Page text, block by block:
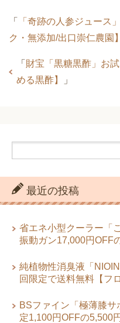
「
「奇跡の人参ジュース
ク・無添加/出口崇仁農園】
「 財宝「黒糖黒酢」お
める黒酢】
」
最近の投稿
省エネ小型クーラー「
振動ガン17,000円OFF
純植物性消臭液「
回限定で送料無料【フ
BSファイン「極薄膝
定1,100円OFFの5,500円